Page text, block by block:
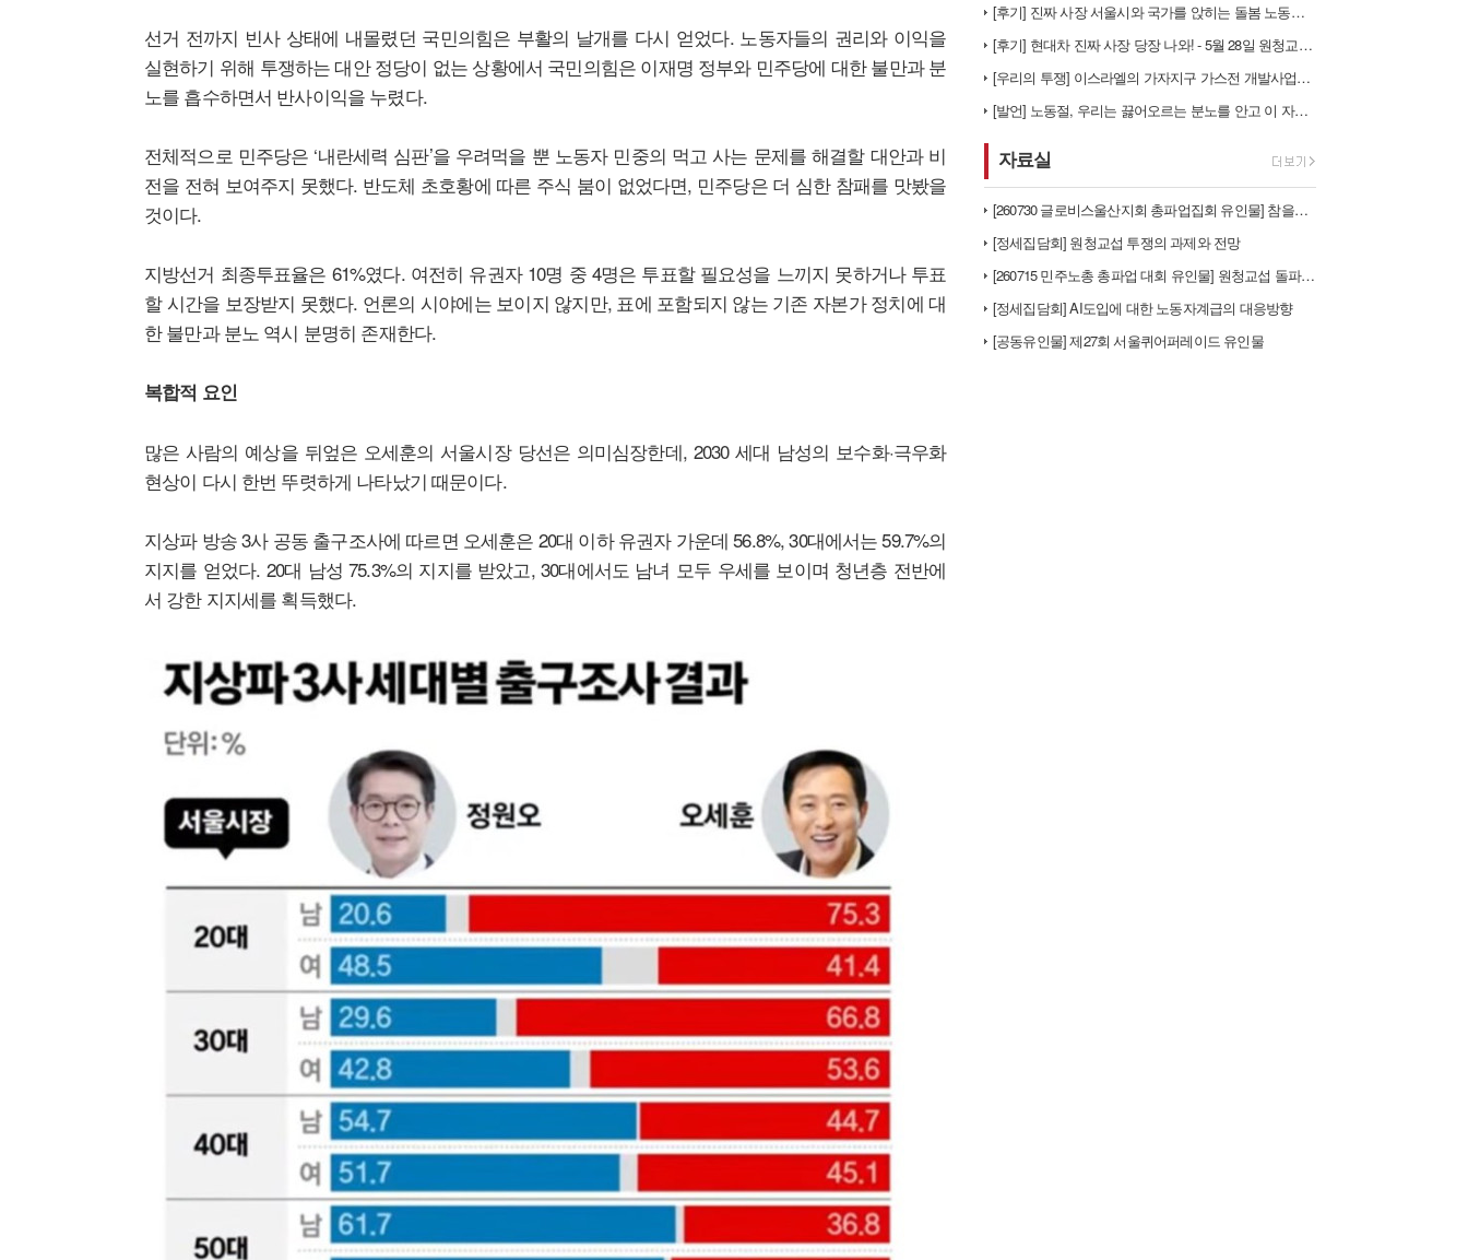
선거 전까지 빈사 상태에 내몰렸던 국민의힘은 부활의 날개를 다시 얻었다. 노동자들의 권리와 이익을
실현하기 위해 투쟁하는 대안 정당이 없는 상황에서 국민의힘은 이재명 정부와 민주당에 대한 불만과 분
노를 흡수하면서 반사이익을 누렸다.
전체적으로 민주당은 ‘내란세력 심판’을 우려먹을 뿐 노동자 민중의 먹고 사는 문제를 해결할 대안과 비
전을 전혀 보여주지 못했다. 반도체 초호황에 따른 주식 붐이 없었다면, 민주당은 더 심한 참패를 맛봤을
것이다.
지방선거 최종투표율은 61%였다. 여전히 유권자 10명 중 4명은 투표할 필요성을 느끼지 못하거나 투표
할 시간을 보장받지 못했다. 언론의 시야에는 보이지 않지만, 표에 포함되지 않는 기존 자본가 정치에 대
한 불만과 분노 역시 분명히 존재한다.
복합적 요인
많은 사람의 예상을 뒤엎은 오세훈의 서울시장 당선은 의미심장한데, 2030 세대 남성의 보수화·극우화
현상이 다시 한번 뚜렷하게 나타났기 때문이다.
지상파 방송 3사 공동 출구조사에 따르면 오세훈은 20대 이하 유권자 가운데 56.8%, 30대에서는 59.7%의
지지를 얻었다. 20대 남성 75.3%의 지지를 받았고, 30대에서도 남녀 모두 우세를 보이며 청년층 전반에
서 강한 지지세를 획득했다.
[후기] 진짜 사장 서울시와 국가를 앉히는 돌봄 노동자 투쟁을 위해
[후기] 현대차 진짜 사장 당장 나와! - 5월 28일 원청교섭 불응 현…
[우리의 투쟁] 이스라엘의 가자지구 가스전 개발사업에 참여하는 한국석유공…
[발언] 노동절, 우리는 끓어오르는 분노를 안고 이 자리에 섰습니다
자료실
[260730 글로비스울산지회 총파업집회 유인물] 참을만큼 참았다! 총단…
[정세집담회] 원청교섭 투쟁의 과제와 전망
[260715 민주노총 총파업 대회 유인물] 원청교섭 돌파구 - 7월 총…
[정세집담회] AI도입에 대한 노동자계급의 대응방향
[공동유인물] 제27회 서울퀴어퍼레이드 유인물